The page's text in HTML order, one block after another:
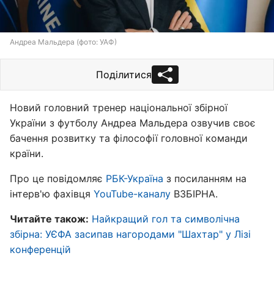
Андреа Мальдера (фото: УАФ)
Поділитися
Новий головний тренер національної збірної
України з футболу Андреа Мальдера озвучив своє
бачення розвитку та філософії головної команди
країни.
Про це повідомляє РБК-Україна з посиланням на
інтерв'ю фахівця YouTube-каналу ВЗБІРНА.
Читайте також: Найкращий гол та символічна
збірна: УЄФА засипав нагородами "Шахтар" у Лізі
конференцій